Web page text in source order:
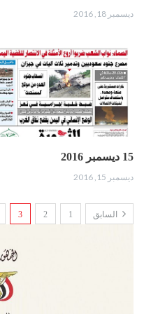
ديسمبر 18, 2016
15 ديسمبر 2016
ديسمبر 15, 2016
السابق 1
2
3